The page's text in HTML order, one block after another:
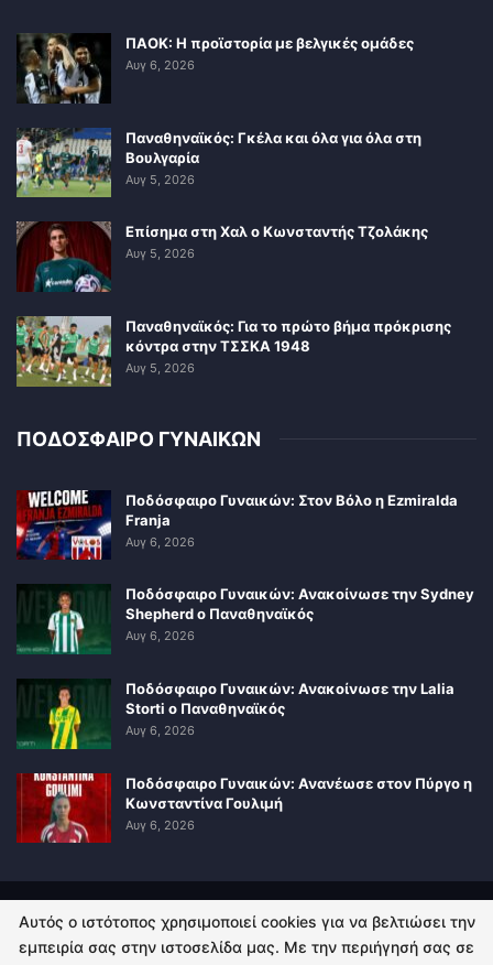
ΠΑΟΚ: Η προϊστορία με βελγικές ομάδες
Αυγ 6, 2026
Παναθηναϊκός: Γκέλα και όλα για όλα στη
Βουλγαρία
Αυγ 5, 2026
Επίσημα στη Χαλ ο Κωνσταντής Τζολάκης
Αυγ 5, 2026
Παναθηναϊκός: Για το πρώτο βήμα πρόκρισης
κόντρα στην ΤΣΣΚΑ 1948
Αυγ 5, 2026
ΠΟΔΟΣΦΑΙΡΟ ΓΥΝΑΙΚΩΝ
Ποδόσφαιρο Γυναικών: Στον Βόλο η Ezmiralda
Franja
Αυγ 6, 2026
Ποδόσφαιρο Γυναικών: Ανακοίνωσε την Sydney
Shepherd ο Παναθηναϊκός
Αυγ 6, 2026
Ποδόσφαιρο Γυναικών: Ανακοίνωσε την Lalia
Storti ο Παναθηναϊκός
Αυγ 6, 2026
Ποδόσφαιρο Γυναικών: Ανανέωσε στον Πύργο η
Κωνσταντίνα Γουλιμή
Αυγ 6, 2026
ΠΟΛΙΤΙΚΗ ΑΠΟΡΡΗΤΟΥ ΕΠΙΚΟΙΝΩΝΙΑ
Αυτός ο ιστότοπος χρησιμοποιεί cookies για να βελτιώσει την
εμπειρία σας στην ιστοσελίδα μας. Με την περιήγησή σας σε